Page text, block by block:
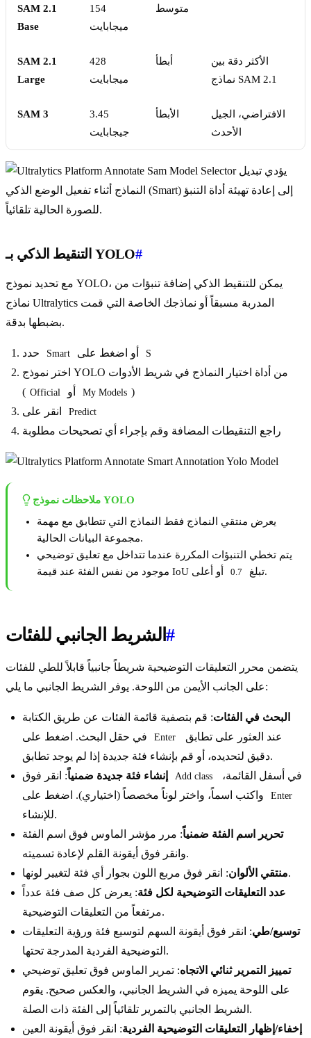
SAM 2.1
Base
154
ميجابايت
متوسط
SAM 2.1
Large
428
ميجابايت
أبطأ
الأكثر دقة بين
نماذج SAM 2.1
SAM 3
3.45
جيجابايت
الأبطأ
الافتراضي، الجيل
الأحدث
يؤدي تبديل
النماذج أثناء تفعيل الوضع الذكي (Smart) إلى إعادة تهيئة أداة التنبؤ
للصورة الحالية تلقائياً.
التنقيط الذكي بـ YOLO#
مع تحديد نموذج YOLO، يمكن للتنقيط الذكي إضافة تنبؤات من
نماذج Ultralytics المدربة مسبقاً أو نماذجك الخاصة التي قمت
بضبطها بدقة.
Smart S
اختر نموذج YOLO من أداة اختيار النماذج في شريط الأدوات
( Official My Models )
Predict
راجع التنقيطات المضافة وقم بإجراء أي تصحيحات مطلوبة
ملاحظات نموذج YOLO
يعرض منتقي النماذج فقط النماذج التي تتطابق مع مهمة
مجموعة البيانات الحالية.
يتم تخطي التنبؤات المكررة عندما تتداخل مع تعليق توضيحي
موجود من نفس الفئة عند قيمة IoU تبلغ
0.7 أو أعلى.
الشريط الجانبي للفئات#
يتضمن محرر التعليقات التوضيحية شريطاً جانبياً قابلاً للطي للفئات
على الجانب الأيمن من اللوحة. يوفر الشريط الجانبي ما يلي:
البحث في الفئات: قم بتصفية قائمة الفئات عن طريق الكتابة
Enter
دقيق لتحديده، أو قم بإنشاء فئة جديدة إذا لم يوجد تطابق.
إنشاء فئة جديدة ضمنياً
Add class
Enter
للإنشاء.
تحرير اسم الفئة ضمنياً: مرر مؤشر الماوس فوق اسم الفئة
وانقر فوق أيقونة القلم لإعادة تسميته.
منتقي الألوان: انقر فوق مربع اللون بجوار أي فئة لتغيير لونها.
عدد التعليقات التوضيحية لكل فئة: يعرض كل صف فئة عدداً
مرتفعاً من التعليقات التوضيحية.
توسيع/طي: انقر فوق أيقونة السهم لتوسيع فئة ورؤية التعليقات
التوضيحية الفردية المدرجة تحتها.
تمييز التمرير ثنائي الاتجاه: تمرير الماوس فوق تعليق توضيحي
على اللوحة يميزه في الشريط الجانبي، والعكس صحيح. يقوم
الشريط الجانبي بالتمرير تلقائياً إلى الفئة ذات الصلة.
إخفاء/إظهار التعليقات التوضيحية الفردية: انقر فوق أيقونة العين